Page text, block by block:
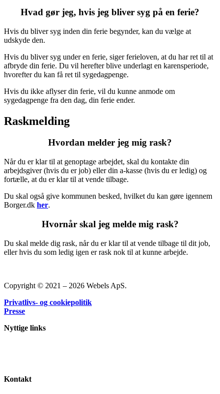
Hvad gør jeg, hvis jeg bliver syg på en ferie?
Hvis du bliver syg inden din ferie begynder, kan du vælge at
udskyde den.
Hvis du bliver syg under en ferie, siger ferieloven, at du har ret til at
afbryde din ferie. Du vil herefter blive underlagt en karensperiode,
hvorefter du kan få ret til sygedagpenge.
Hvis du ikke aflyser din ferie, vil du kunne anmode om
sygedagpenge fra den dag, din ferie ender.
Raskmelding
Hvordan melder jeg mig rask?
Når du er klar til at genoptage arbejdet, skal du kontakte din
arbejdsgiver (hvis du er job) eller din a-kasse (hvis du er ledig) og
fortælle, at du er klar til at vende tilbage.
Du skal også give kommunen besked, hvilket du kan gøre igennem
Borger.dk her.
Hvornår skal jeg melde mig rask?
Du skal melde dig rask, når du er klar til at vende tilbage til dit job,
eller hvis du som ledig igen er rask nok til at kunne arbejde.
Copyright © 2021 – 2026 Webels ApS.
Privatlivs- og cookiepolitik
Presse
Nyttige links
Kontakt